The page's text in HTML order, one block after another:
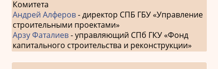
Комитета
Андрей Алферов- директор СПБ ГБУ «Управление
строительными проектами»
Арзу Фаталиев- управляющий СПб ГКУ «Фонд
капитального строительства и реконструкции»